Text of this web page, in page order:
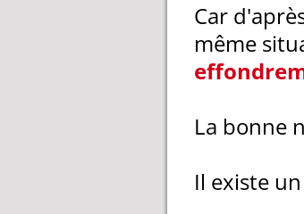
Car
même
La bonne
Il existe